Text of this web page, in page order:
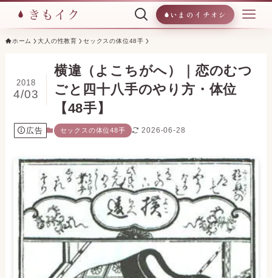
いまのイチオシ
ホーム 大人の性教育 セックスの体位48手
横違（よこちがへ）｜恋のむつ
ごと四十八手のやり方・体位
【48手】
2018
4/03
広告 セックスの体位48手 2026-06-28